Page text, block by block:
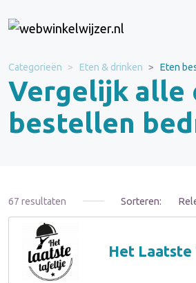
Categorieën Eten & drinken Eten
Vergelijk alle
bestellen
67 resultaten Sorteren:
Het